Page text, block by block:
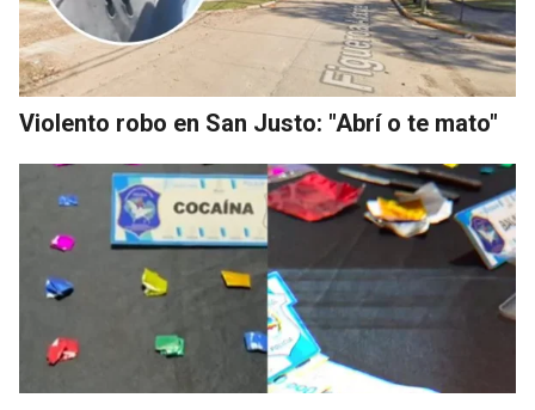
Violento robo en San Justo: "Abrí o te mato"